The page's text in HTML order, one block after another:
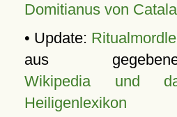
Domitianus von
• Update:
aus
Wikipedia und
Heiligenlexikon